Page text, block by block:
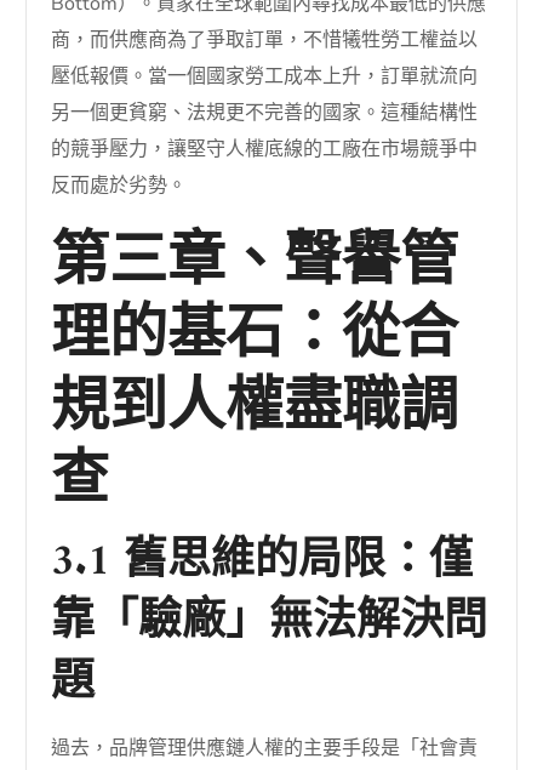
商，而供應商為了爭取訂單，不惜犧牲勞工權益以
壓低報價。當一個國家勞工成本上升，訂單就流向
另一個更貧窮、法規更不完善的國家。這種結構性
的競爭壓力，讓堅守人權底線的工廠在市場競爭中
反而處於劣勢。
第三章、聲譽管
理的基石：從合
規到人權盡職調
查
3.1 舊思維的局限：僅
靠「驗廠」無法解決問
題
過去，品牌管理供應鏈人權的主要手段是「社會責